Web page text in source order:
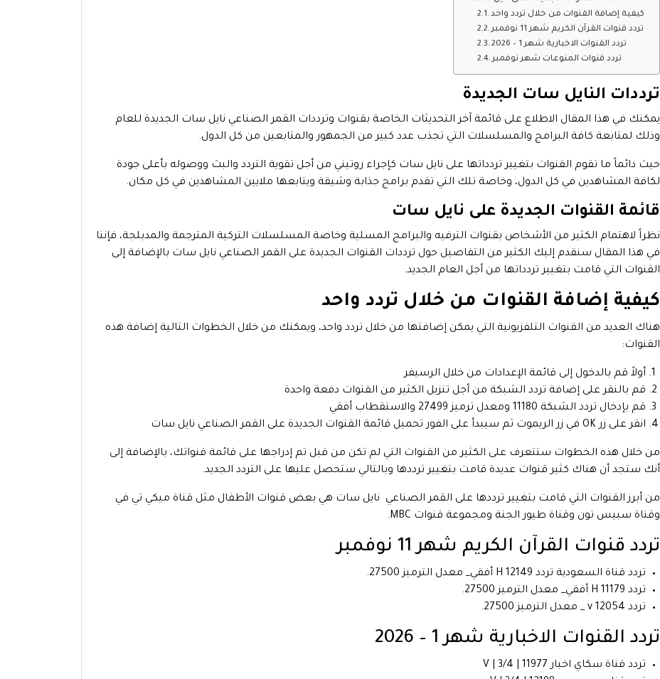
كيفية إضافة القنوات من خلال تردد واحد
تردد قنوات القرآن الكريم شهر 11 نوفمبر
تردد القنوات الاخبارية شهر 1 – 2026
تردد قنوات المنوعات شهر نوفمبر
ترددات النايل سات الجديدة
يمكنك في هذا المقال الاطلاع على قائمة آخر التحديثات الخاصة بقنوات وترددات القمر الصناعي نايل سات الجديدة للعام
وذلك لمتابعة كافة البرامج والمسلسلات التي تجذب عدد كبير من الجمهور والمتابعين من كل الدول.
حيث دائماً ما تقوم القنوات بتغيير تردداتها على نايل سات كإجراء روتيني من أجل تقوية التردد والبث ووصوله بأعلى جودة
لكافة المشاهدين في كل الدول، وخاصة تلك التي تقدم برامج جذابة وشيقة ويتابعها ملايين المشاهدين في كل مكان.
قائمة القنوات الجديدة على نايل سات
نظراً لاهتمام الكثير من الأشخاص بقنوات الترفيه والبرامج المسلية وخاصة المسلسلات التركية المترجمة والمدبلجة، فإننا
في هذا المقال سنقدم إليك الكثير من التفاصيل حول ترددات القنوات الجديدة على القمر الصناعي نايل سات بالإضافة إلى
القنوات التي قامت بتغيير تردداتها من أجل العام الجديد.
كيفية إضافة القنوات من خلال تردد واحد
هناك العديد من القنوات التلفزيونية التي يمكن إضافتها من خلال تردد واحد، ويمكنك من خلال الخطوات التالية إضافة هذه
القنوات:
أولاً قم بالدخول إلى قائمة الإعدادات من خلال الرسيفر
قم بالنقر على إضافة تردد الشبكة من أجل تنزيل الكثير من القنوات دفعة واحدة
قم بإدخال تردد الشبكة 11180 ومعدل ترميز 27499 والاستقطاب أفقي
انقر على زر OK في زر الريموت ثم سيبدأ على الفور تحميل قائمة القنوات الجديدة على القمر الصناعي نايل سات
من خلال هذه الخطوات ستتعرف على الكثير من القنوات التي لم تكن من قبل تم إدراجها على قائمة قنواتك، بالإضافة إلى
أنك ستجد أن هناك كثير قنوات عديدة قامت بتغيير ترددها وبالتالي ستحصل عليها على التردد الجديد.
من أبرز القنوات التي قامت بتغيير ترددها على القمر الصناعي نايل سات هي بعض قنوات الأطفال مثل قناة ميكي تي في
وقناة سبيس تون وقناة طيور الجنة ومجموعة قنوات MBC.
تردد قنوات القرآن الكريم شهر 11 نوفمبر
تردد قناة السعودية تردد 12149 H أفقي_ معدل الترميز 27500.
تردد 11179 H أفقي_ معدل الترميز 27500.
تردد 12054 v _ معدل الترميز 27500.
تردد القنوات الاخبارية شهر 1 – 2026
تردد قناة سكاي اخبار 11977 | V | 3/4